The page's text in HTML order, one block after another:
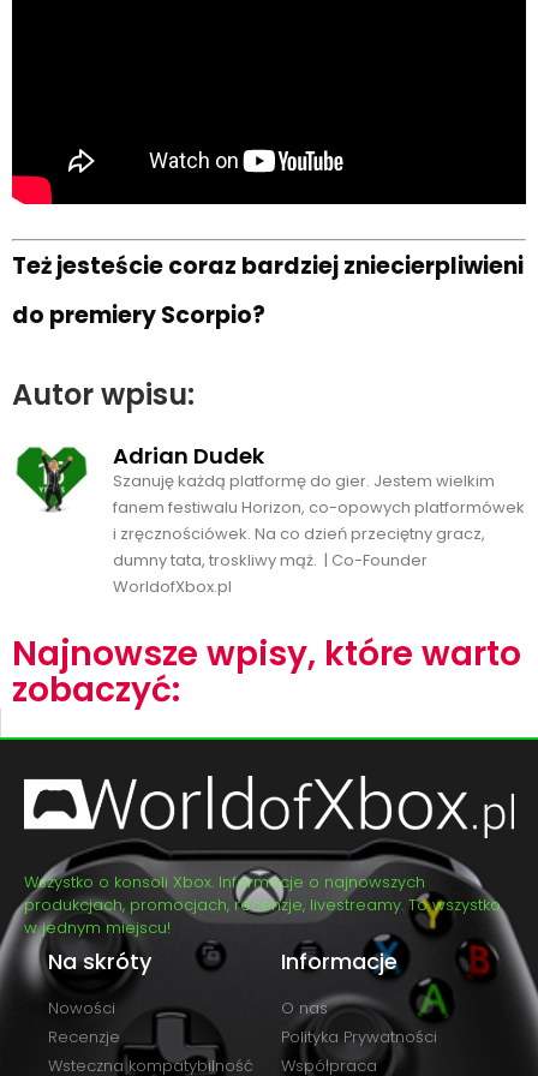
Też jesteście coraz bardziej zniecierpliwieni
do premiery Scorpio?
Autor wpisu:
Adrian Dudek
Szanuję każdą platformę do gier. Jestem wielkim
fanem festiwalu Horizon, co-opowych platformówek
i zręcznościówek. Na co dzień przeciętny gracz,
dumny tata, troskliwy mąż. | Co-Founder
WorldofXbox.pl
Najnowsze wpisy, które warto
zobaczyć:
Wszystko o konsoli Xbox. Informacje o najnowszych
produkcjach, promocjach, recenzje, livestreamy. To wszystko
w jednym miejscu!
Na skróty
Nowości
Recenzje
Wsteczna kompatybilność
Informacje
O nas
Polityka Prywatności
Współpraca